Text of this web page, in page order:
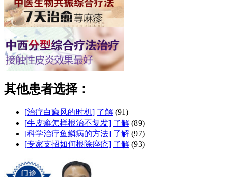
其他患者选择：
[治疗白癜风的时机] 了解 (91)
[牛皮癣怎样根治不复发] 了解 (89)
[科学治疗鱼鳞病的方法] 了解 (97)
[专家支招如何根除痤疮] 了解 (93)